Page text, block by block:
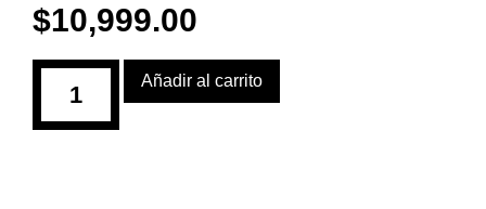
$10,999.00
Añadir al carrito